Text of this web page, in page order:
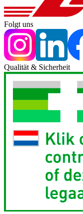
Folgt uns
Qualität & Sicherheit